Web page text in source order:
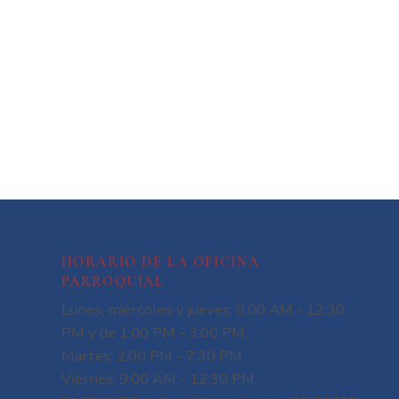
HORARIO DE LA OFICINA
PARROQUIAL
Lunes, miércoles y jueves: 9:00 AM - 12:30
PM y de 1:00 PM - 3:00 PM.
Martes: 2:00 PM - 7:30 PM
Viernes: 9:00 AM - 12:30 PM